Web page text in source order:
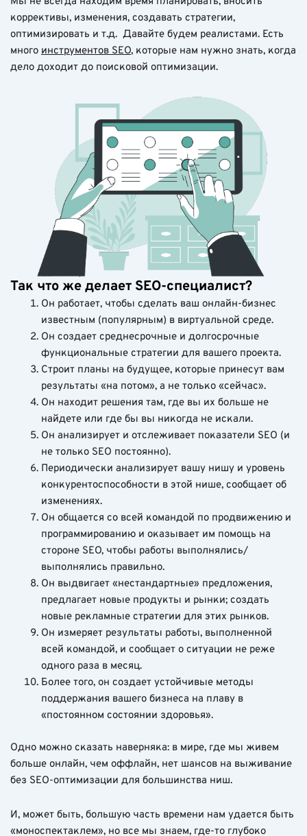
коррективы, изменения, создавать стратегии,
оптимизировать и т.д. Давайте будем реалистами. Есть
много инструментов SEO, которые нам нужно знать, когда
дело доходит до поисковой оптимизации.
Так что же делает SEO-специалист?
Он работает, чтобы сделать ваш онлайн-бизнес
известным (популярным) в виртуальной среде.
Он создает среднесрочные и долгосрочные
функциональные стратегии для вашего проекта.
Строит планы на будущее, которые принесут вам
результаты «на потом», а не только «сейчас».
Он находит решения там, где вы их больше не
найдете или где бы вы никогда не искали.
Он анализирует и отслеживает показатели SEO (и
не только SEO постоянно).
Периодически анализирует вашу нишу и уровень
конкурентоспособности в этой нише, сообщает об
изменениях.
Он общается со всей командой по продвижению и
программированию и оказывает им помощь на
стороне SEO, чтобы работы выполнялись/
выполнялись правильно.
Он выдвигает «нестандартные» предложения,
предлагает новые продукты и рынки; создать
новые рекламные стратегии для этих рынков.
Он измеряет результаты работы, выполненной
всей командой, и сообщает о ситуации не реже
одного раза в месяц.
Более того, он создает устойчивые методы
поддержания вашего бизнеса на плаву в
«постоянном состоянии здоровья».
Одно можно сказать наверняка: в мире, где мы живем
больше онлайн, чем оффлайн, нет шансов на выживание
без SEO-оптимизации для большинства ниш.
И, может быть, большую часть времени нам удается быть
«моноспектаклем», но все мы знаем, где-то глубоко